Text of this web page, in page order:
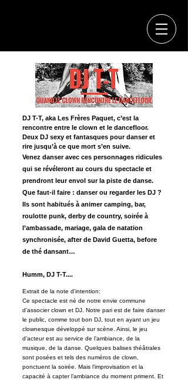
DJ T-T, aka Les Frères Paquet, c’est la
rencontre entre le clown et le dancefloor.
Deux DJ sexy et fantasques pour danser et
rire jusqu’à ce que mort s’en suive.
Venez danser avec ces personnages ridicules
qui se révéleront au cours du spectacle et
prendront leur envol sur la piste de danse.
Que faut-il faire : danser ou regarder les DJ ?
Ils sont habitués à animer camping, bar,
roulotte punk, derby de country, soirée à
l’ambassade, mariage, gala de natation
synchronisée, after de David Guetta, before
de thé dansant…
Humm, DJ T-T....
Extrait de la note d'intention:
Ce spectacle est né de notre envie commune
d’associer clown et DJ. Notre pari est de faire danser
le public, comme tout bon DJ, tout en ayant un jeu
clownesque développé sur scène. Ainsi, le jeu
d’acteur est au service de l’ambiance, de la
musique, de la danse. Quelques balises théâtrales
sont posées et tels des numéros de clown,
ponctuent la soirée. Mais l’improvisation et la
capacité à capter l’ambiance du moment priment. Et